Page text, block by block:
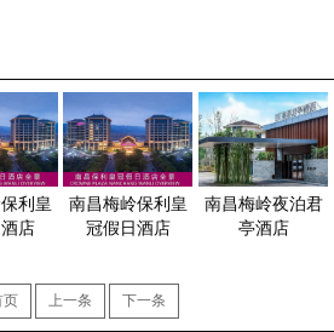
利皇
店
南昌梅岭保利皇
冠假日酒店
南昌梅岭夜泊君
亭酒店
页 上一条 下一条